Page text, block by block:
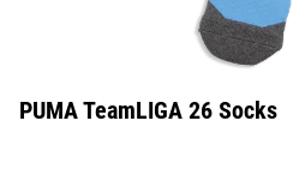
PUMA TeamLIGA 26 Socks